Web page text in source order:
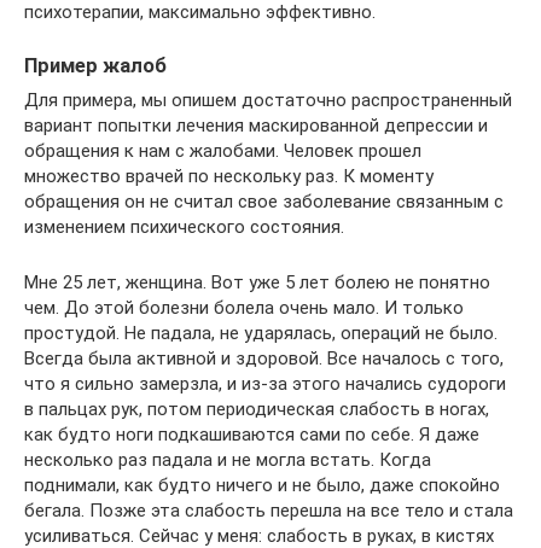
психотерапии, максимально эффективно.
Пример жалоб
Для примера, мы опишем достаточно распространенный
вариант попытки лечения маскированной депрессии и
обращения к нам с жалобами. Человек прошел
множество врачей по нескольку раз. К моменту
обращения он не считал свое заболевание связанным с
изменением психического состояния.
Мне 25 лет, женщина. Вот уже 5 лет болею не понятно
чем. До этой болезни болела очень мало. И только
простудой. Не падала, не ударялась, операций не было.
Всегда была активной и здоровой. Все началось с того,
что я сильно замерзла, и из-за этого начались судороги
в пальцах рук, потом периодическая слабость в ногах,
как будто ноги подкашиваются сами по себе. Я даже
несколько раз падала и не могла встать. Когда
поднимали, как будто ничего и не было, даже спокойно
бегала. Позже эта слабость перешла на все тело и стала
усиливаться. Сейчас у меня: слабость в руках, в кистях